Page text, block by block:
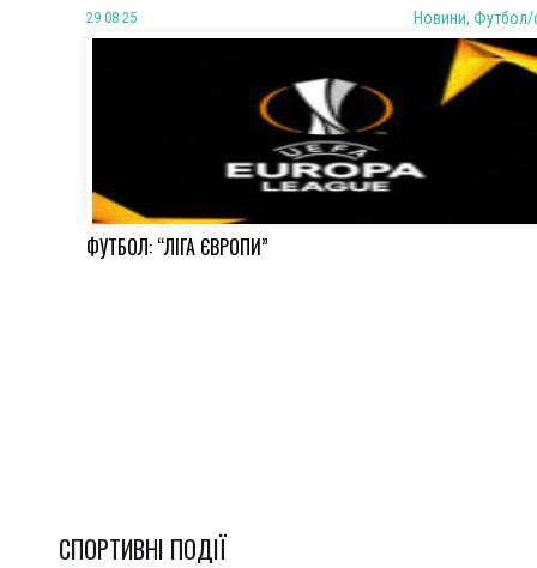
29 08 25 Новини, Футбол/
ФУТБОЛ: “ЛІГА ЄВРОПИ”
СПОРТИВНI ПОДІЇ